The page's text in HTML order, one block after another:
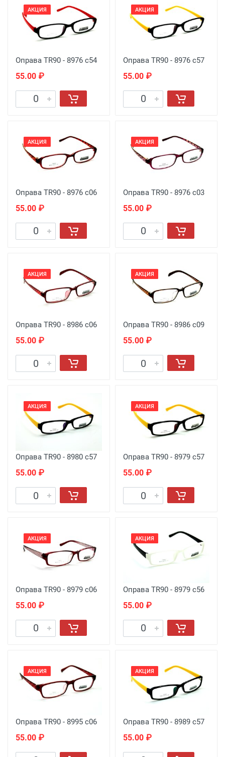
АКЦИЯ
Оправа TR90 - 8976 c54
55.00 ₽
АКЦИЯ
Оправа TR90 - 8976 c57
55.00 ₽
АКЦИЯ
Оправа TR90 - 8976 c06
55.00 ₽
АКЦИЯ
Оправа TR90 - 8976 c03
55.00 ₽
АКЦИЯ
Оправа TR90 - 8986 с06
55.00 ₽
АКЦИЯ
Оправа TR90 - 8986 с09
55.00 ₽
АКЦИЯ
Оправа TR90 - 8980 с57
55.00 ₽
АКЦИЯ
Оправа TR90 - 8979 с57
55.00 ₽
АКЦИЯ
Оправа TR90 - 8979 с06
55.00 ₽
АКЦИЯ
Оправа TR90 - 8979 с56
55.00 ₽
АКЦИЯ
Оправа TR90 - 8995 с06
55.00 ₽
АКЦИЯ
Оправа TR90 - 8989 с57
55.00 ₽